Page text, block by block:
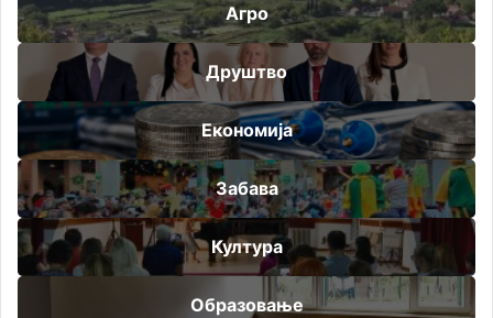
Агро
Друштво
Економија
Забава
Култура
Образовање